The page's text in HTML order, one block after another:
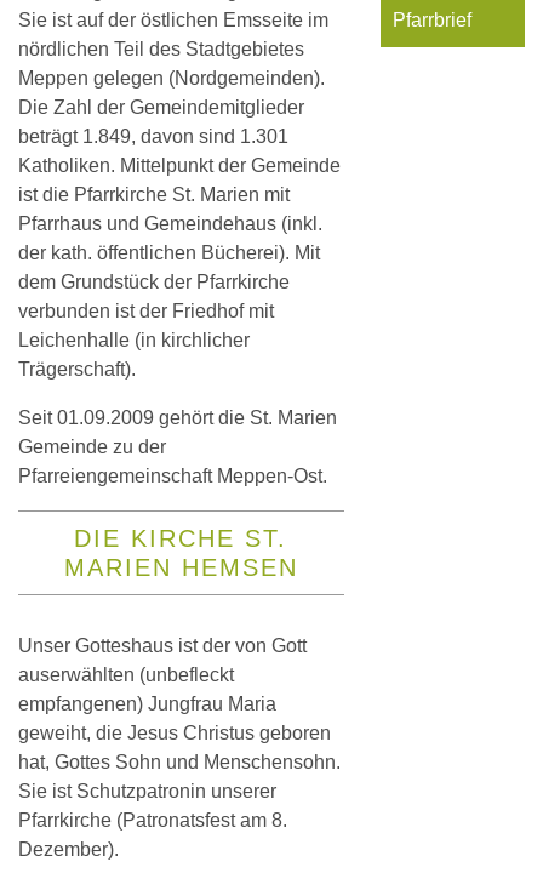
Sie ist auf der östlichen Emsseite im
nördlichen Teil des Stadtgebietes
Meppen gelegen (Nordgemeinden).
Die Zahl der Gemeindemitglieder
beträgt 1.849, davon sind 1.301
Katholiken. Mittelpunkt der Gemeinde
ist die Pfarrkirche St. Marien mit
Pfarrhaus und Gemeindehaus (inkl.
der kath. öffentlichen Bücherei). Mit
dem Grundstück der Pfarrkirche
verbunden ist der Friedhof mit
Leichenhalle (in kirchlicher
Trägerschaft).
Seit 01.09.2009 gehört die St. Marien
Gemeinde zu der
Pfarreiengemeinschaft Meppen-Ost.
DIE KIRCHE ST.
MARIEN HEMSEN
Unser Gotteshaus ist der von Gott
auserwählten (unbefleckt
empfangenen) Jungfrau Maria
geweiht, die Jesus Christus geboren
hat, Gottes Sohn und Menschensohn.
Sie ist Schutzpatronin unserer
Pfarrkirche (Patronatsfest am 8.
Dezember).
Pfarrbrief